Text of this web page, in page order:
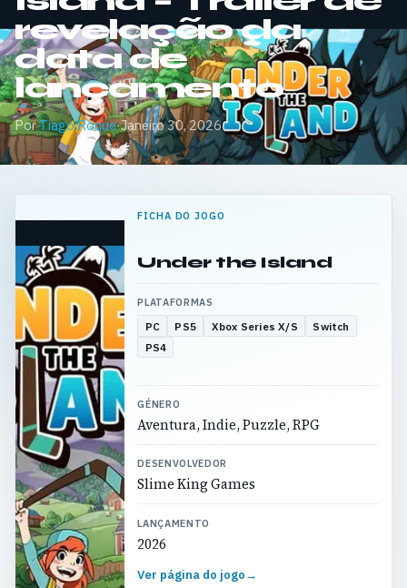
revelação da
data de
lançamento
PorTiago Roque·Janeiro 30, 2026
FICHA DO JOGO
Under the Island
PLATAFORMAS
PC PS5 Xbox Series X/S
Switch
PS4
GÉNERO
Aventura, Indie, Puzzle, RPG
DESENVOLVEDOR
Slime King Games
LANÇAMENTO
2026
Ver página do jogo→